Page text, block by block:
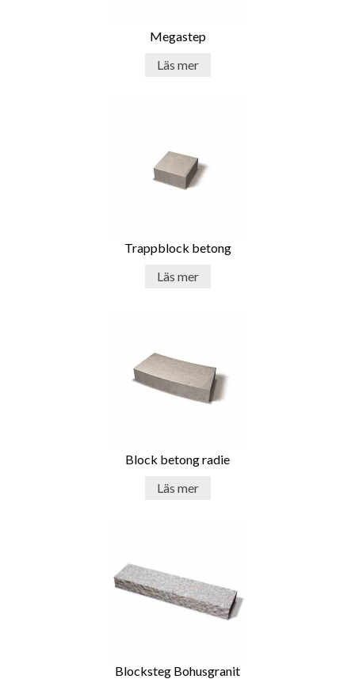
Megastep
Läs mer
Trappblock betong
Läs mer
Block betong radie
Läs mer
Blocksteg Bohusgranit